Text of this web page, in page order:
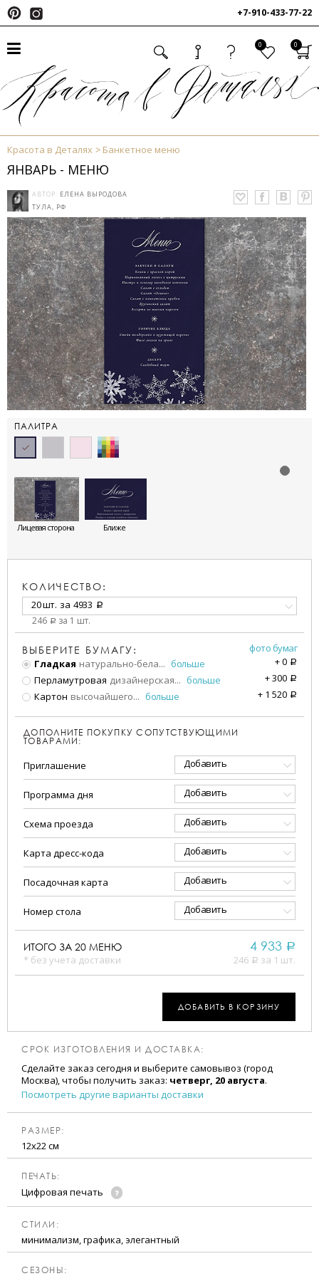
+7-910-433-77-22
0 0
Красота в Деталях Банкетное меню
ЯНВАРЬ - МЕНЮ
АВТОР: ЕЛЕНА ВЫРОДОВА
ТУЛА, РФ
ПАЛИТРА
Лицевая сторона Ближе
КОЛИЧЕСТВО:
20 шт. за 4933 a
246 a за 1 шт.
ВЫБЕРИТЕ БУМАГУ:
фото бумаг
Гладкая натурально-бела... больше +0 a
Перламутровая дизайнерская... больше +300 a
Картон высочайшего... больше + 1 520 a
ДОПОЛНИТЕ ПОКУПКУ СОПУТСТВУЮЩИМИ
ТОВАРАМИ:
Приглашение Добавить
Программа дня Добавить
Схема проезда Добавить
Карта дресс-кода Добавить
Посадочная карта Добавить
Номер стола Добавить
ИТОГО ЗА 20 МЕНЮ
* без учета доставки
4 933 a
246 a за 1 шт.
ДОБАВИТЬ В КОРЗИНУ
СРОК ИЗГОТОВЛЕНИЯ И ДОСТАВКА:
Сделайте заказ сегодня и выберите самовывоз (город
Москва), чтобы получить заказ: четверг, 20 августа.
Посмотреть другие варианты доставки
РАЗМЕР:
12х22 см
ПЕЧАТЬ:
Цифровая печать
CТИЛИ:
минимализм, графика, элегантный
CЕЗОНЫ: